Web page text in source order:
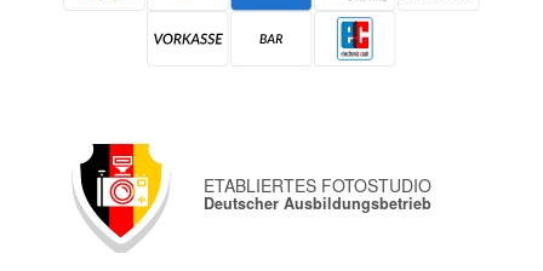
ETABLIERTES FOTOSTUDIO
Deutscher Ausbildungsbetrieb